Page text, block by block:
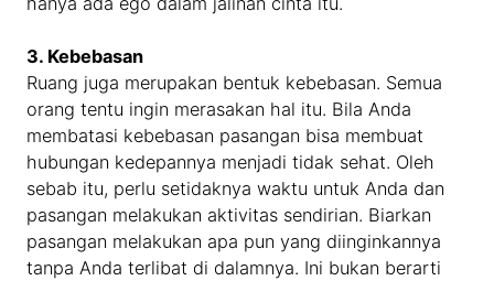
3. Kebebasan
Ruang juga merupakan bentuk kebebasan. Semua
orang tentu ingin merasakan hal itu. Bila Anda
membatasi kebebasan pasangan bisa membuat
hubungan kedepannya menjadi tidak sehat. Oleh
sebab itu, perlu setidaknya waktu untuk Anda dan
pasangan melakukan aktivitas sendirian. Biarkan
pasangan melakukan apa pun yang diinginkannya
tanpa Anda terlibat di dalamnya. Ini bukan berarti